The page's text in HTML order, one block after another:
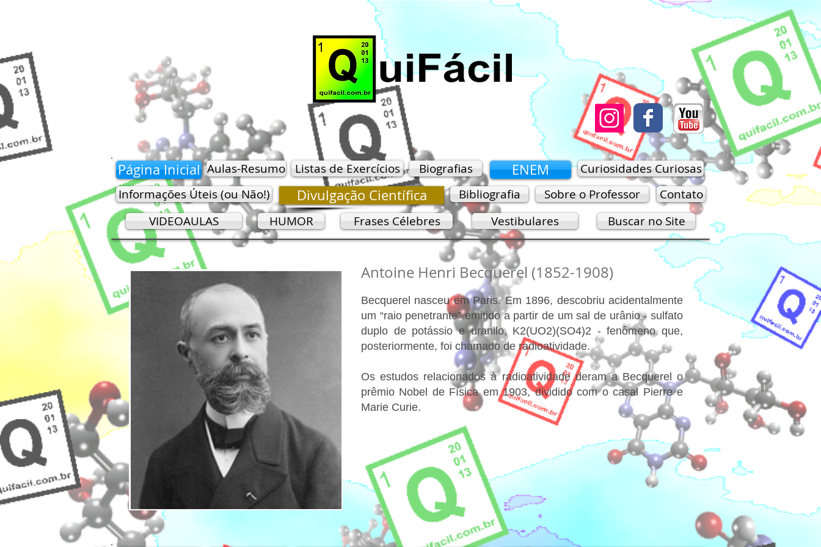
Página Inicial Aulas-Resumo Listas de Exercícios Biografias ENEM
Curiosidades Curiosas
Informações Úteis (ou Não!)
Divulgação Científica Bibliografia Sobre o Professor
Contato
VIDEOAULAS
HUMOR Frases Célebres Vestibulares Buscar no Site
Antoine Henri Becquerel (1852-1908)
Becquerel nasceu em Paris. Em 1896, descobriu acidentalmente
um “raio penetrante” emitido a partir de um sal de urânio - sulfato
duplo de potássio e uranilo, K2(UO2)(SO4)2 - fenômeno que,
posteriormente, foi chamado de radioatividade.
Os estudos relacionados à radioatividade deram a Becquerel o
prêmio Nobel de Física em 1903, dividido com o casal Pierre e
Marie Curie.